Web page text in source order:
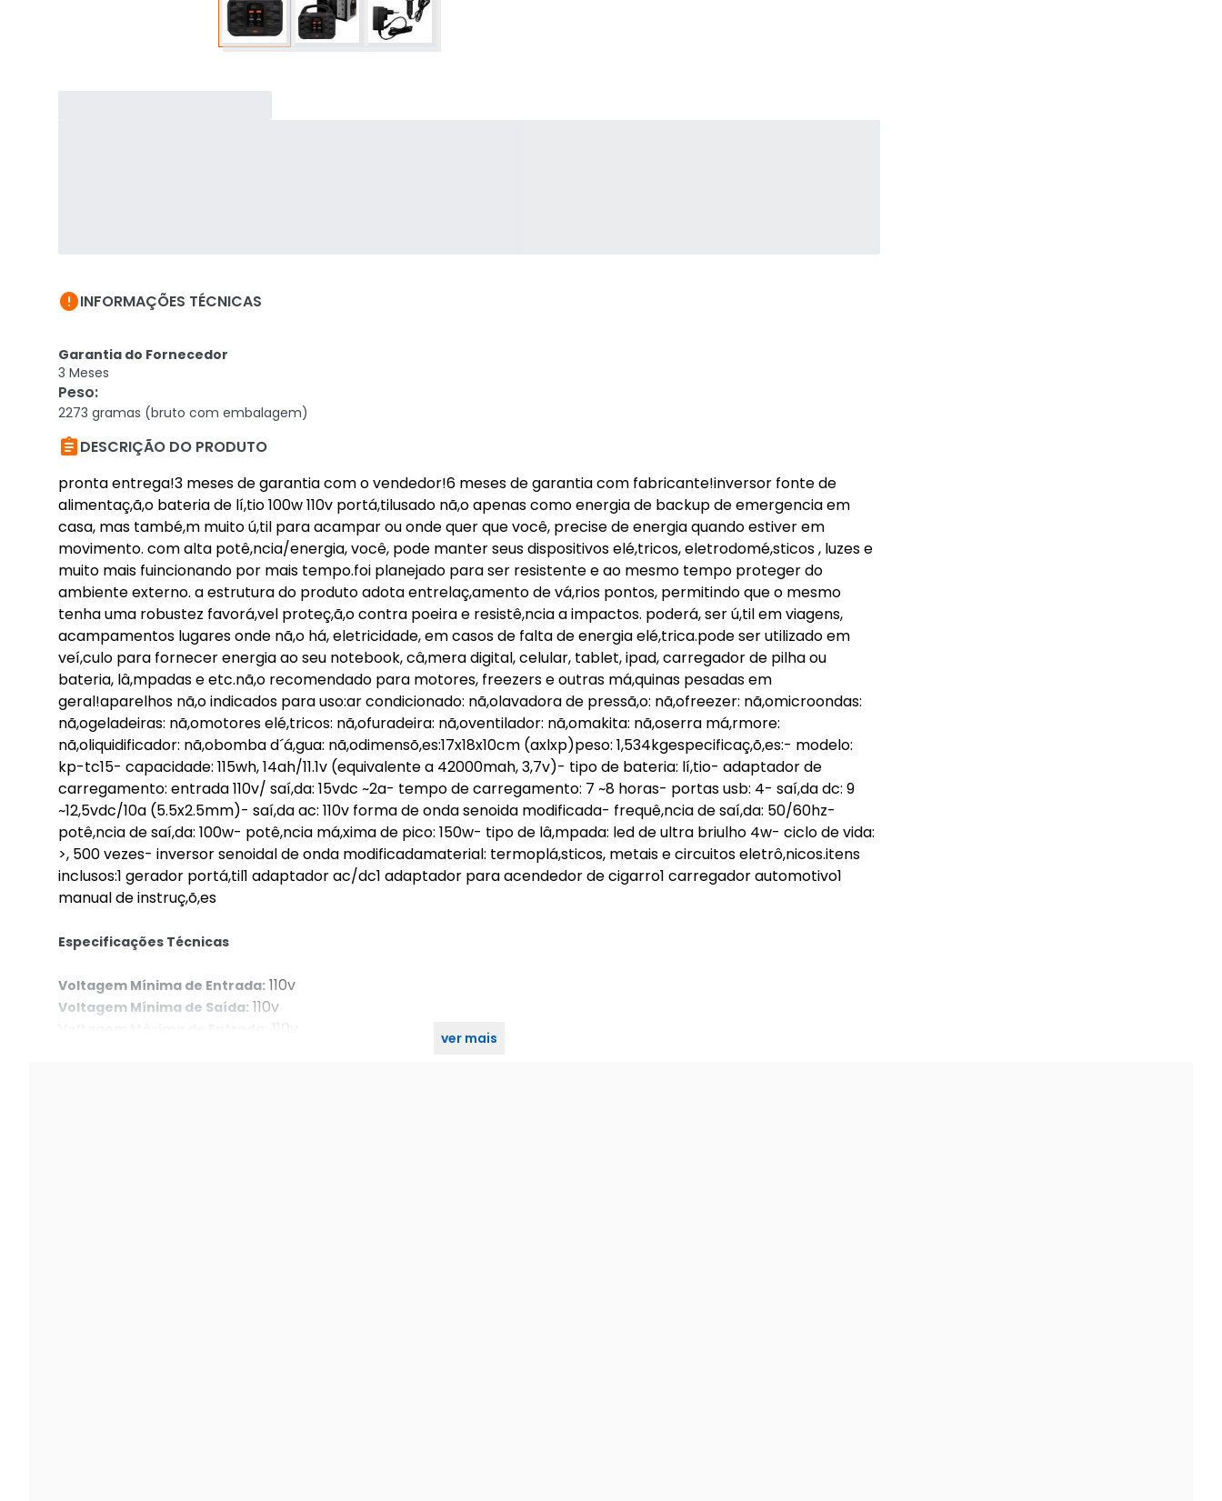
INFORMAÇÕES TÉCNICAS
Garantia do Fornecedor
3 Meses
Peso:
2273 gramas (bruto com embalagem)
DESCRIÇÃO DO PRODUTO
pronta entrega!3 meses de garantia com o vendedor!6 meses de garantia com fabricante!inversor fonte de
alimentaç,ã,o bateria de lí,tio 100w 110v portá,tilusado nã,o apenas como energia de backup de emergencia em
casa, mas també,m muito ú,til para acampar ou onde quer que você, precise de energia quando estiver em
movimento. com alta potê,ncia/energia, você, pode manter seus dispositivos elé,tricos, eletrodomé,sticos , luzes e
muito mais fuincionando por mais tempo.foi planejado para ser resistente e ao mesmo tempo proteger do
ambiente externo. a estrutura do produto adota entrelaç,amento de vá,rios pontos, permitindo que o mesmo
tenha uma robustez favorá,vel proteç,ã,o contra poeira e resistê,ncia a impactos. poderá, ser ú,til em viagens,
acampamentos lugares onde nã,o há, eletricidade, em casos de falta de energia elé,trica.pode ser utilizado em
veí,culo para fornecer energia ao seu notebook, câ,mera digital, celular, tablet, ipad, carregador de pilha ou
bateria, lâ,mpadas e etc.nã,o recomendado para motores, freezers e outras má,quinas pesadas em
geral!aparelhos nã,o indicados para uso:ar condicionado: nã,olavadora de pressã,o: nã,ofreezer: nã,omicroondas:
nã,ogeladeiras: nã,omotores elé,tricos: nã,ofuradeira: nã,oventilador: nã,omakita: nã,oserra má,rmore:
nã,oliquidificador: nã,obomba d´á,gua: nã,odimensõ,es:17x18x10cm (axlxp)peso: 1,534kgespecificaç,õ,es:- modelo:
kp-tc15- capacidade: 115wh, 14ah/11.1v (equivalente a 42000mah, 3,7v)- tipo de bateria: lí,tio- adaptador de
carregamento: entrada 110v/ saí,da: 15vdc ~2a- tempo de carregamento: 7 ~8 horas- portas usb: 4- saí,da dc: 9
~12,5vdc/10a (5.5x2.5mm)- saí,da ac: 110v forma de onda senoida modificada- frequê,ncia de saí,da: 50/60hz-
potê,ncia de saí,da: 100w- potê,ncia má,xima de pico: 150w- tipo de lâ,mpada: led de ultra briulho 4w- ciclo de vida:
>, 500 vezes- inversor senoidal de onda modificadamaterial: termoplá,sticos, metais e circuitos eletrô,nicos.itens
inclusos:1 gerador portá,til1 adaptador ac/dc1 adaptador para acendedor de cigarro1 carregador automotivo1
manual de instruç,õ,es
Especificações Técnicas
Voltagem Mínima de Entrada: 110v
Voltagem Mínima de Saída: 110v
110v ver mais